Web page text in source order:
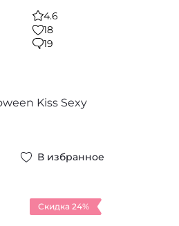
4.6
18
19
Kiss Sexy
В избранное
Скидка 24%